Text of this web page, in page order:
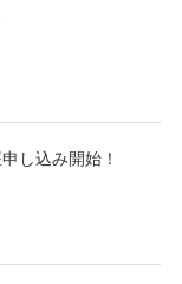
し込み開始！